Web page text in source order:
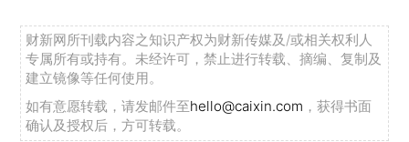
财新网所刊载内容之知识产权为财新传媒及/或相关权利人
专属所有或持有。未经许可，禁止进行转载、摘编、复制及
建立镜像等任何使用。
如有意愿转载，请发邮件至hello@caixin.com ，获得书面
确认及授权后，方可转载。